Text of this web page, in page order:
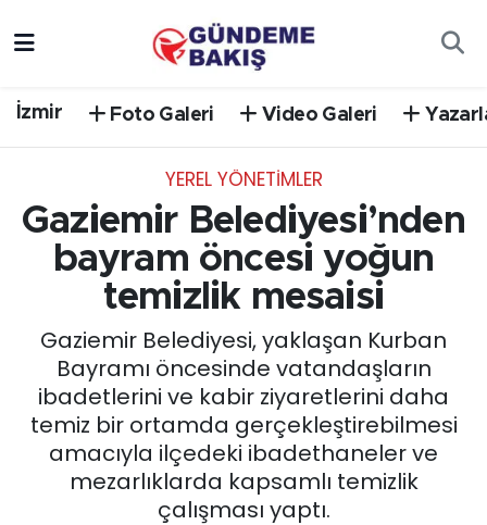
İzmir Foto Galeri Video Galeri
YEREL YÖNETİMLER
Gaziemir Belediyesi’nden
bayram öncesi yoğun
temizlik mesaisi
Gaziemir Belediyesi, yaklaşan Kurban
Bayramı öncesinde vatandaşların
ibadetlerini ve kabir ziyaretlerini daha
temiz bir ortamda gerçekleştirebilmesi
amacıyla ilçedeki ibadethaneler ve
mezarlıklarda kapsamlı temizlik
çalışması yaptı.
EGE
EĞİTİM
EKONOMİ
English News
GÜNCEL
Trafik Durumu
Süper Lig Puan Durumu ve Fikstür
Tüm Manşetler
Son Dakika Haberleri
Haber Arşivi